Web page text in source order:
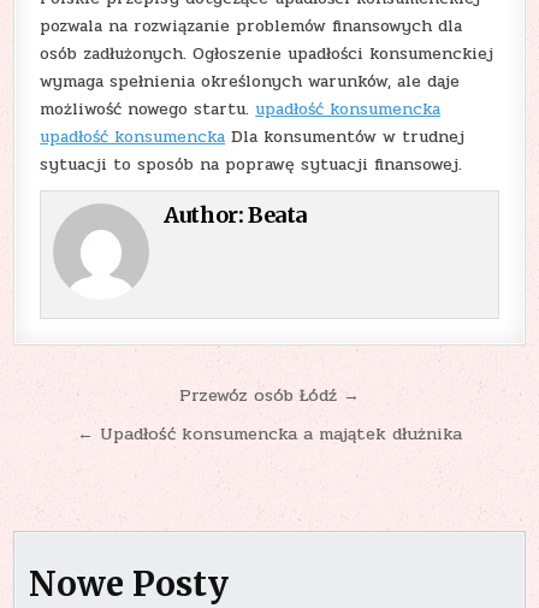
pozwala na rozwiązanie problemów finansowych dla
osób zadłużonych. Ogłoszenie upadłości konsumenckiej
wymaga spełnienia określonych warunków, ale daje
możliwość nowego startu.upadłość konsumencka
upadłość konsumenckaDla konsumentów w trudnej
sytuacji to sposób na poprawę sytuacji finansowej.
Author:Beata
Nawigacja
wpisu
Przewóz osób Łódź →
← Upadłość konsumencka a majątek dłużnika
Nowe Posty